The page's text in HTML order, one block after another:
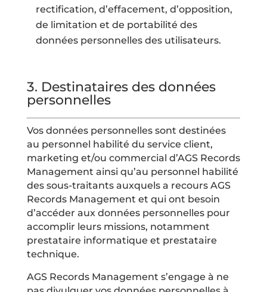
rectification, d’effacement, d’opposition,
de limitation et de portabilité des
données personnelles des utilisateurs.
3. Destinataires des données
personnelles
Vos données personnelles sont destinées
au personnel habilité du service client,
marketing et/ou commercial d’AGS Records
Management ainsi qu’au personnel habilité
des sous-traitants auxquels a recours AGS
Records Management et qui ont besoin
d’accéder aux données personnelles pour
accomplir leurs missions, notamment
prestataire informatique et prestataire
technique.
AGS Records Management s’engage à ne